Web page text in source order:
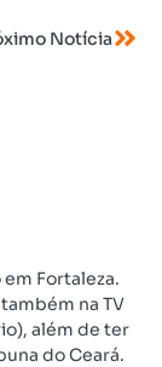
Notícia
Fortaleza.
na TV
além de ter
do Ceará.